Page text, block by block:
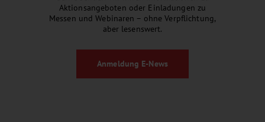
Aktionsangeboten oder Einladungen zu
Messen und Webinaren – ohne Verpflichtung,
aber lesenswert.
Anmeldung E-News